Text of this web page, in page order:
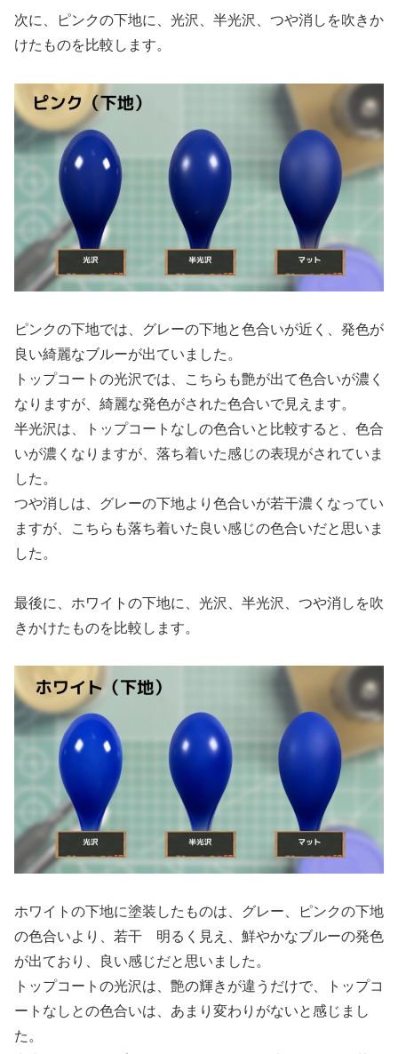
次に、ピンクの下地に、光沢、半光沢、つや消しを吹きか
けたものを比較します。
ピンクの下地では、グレーの下地と色合いが近く、発色が
良い綺麗なブルーが出ていました。
トップコートの光沢では、こちらも艶が出て色合いが濃く
なりますが、綺麗な発色がされた色合いで見えます。
半光沢は、トップコートなしの色合いと比較すると、色合
いが濃くなりますが、落ち着いた感じの表現がされていま
した。
つや消しは、グレーの下地より色合いが若干濃くなってい
ますが、こちらも落ち着いた良い感じの色合いだと思いま
した。
最後に、ホワイトの下地に、光沢、半光沢、つや消しを吹
きかけたものを比較します。
ホワイトの下地に塗装したものは、グレー、ピンクの下地
の色合いより、若干 明るく見え、鮮やかなブルーの発色
が出ており、良い感じだと思いました。
トップコートの光沢は、艶の輝きが違うだけで、トップコ
ートなしとの色合いは、あまり変わりがないと感じまし
た。